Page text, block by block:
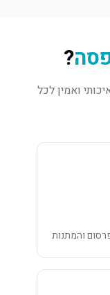
?
ואמין לכל
והמתנות